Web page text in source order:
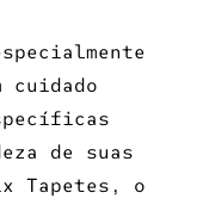
cuidado
de suas
Tapetes, o